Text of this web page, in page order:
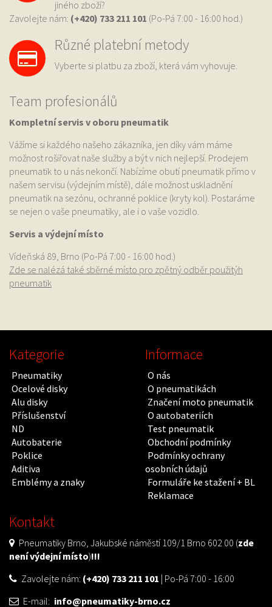
jiného zboží?
Zavolejte nám: (+420) 733 211 101 (Po-Pá 7:00 - 16:00 hod.)
Různé platební metody
Vyberte si platbu za zboží, která vám vyhovuje.
Team profesionálů
Kompletní servis v oboru pneumatik
Vážíme si každého našeho zákazníka, jen díky vám máme
možnost rošiřovat naše služby a být v nich nejlepší. Prodejem
pneumatik to u nás nekončí. Nabízíme obutí pneumatik přímo v
našem servisu (výdejním místě), dále možnost uskladnění
pneumatik na sezónu, ochranné poklice (kryty kol). Postaráme
se nejen o vaše pneumatiky, ale i o vaše vozidlo.
Servis a výdejní místo
Vídeňská 89, Brno (Po-Pá 7:00 - 16:00 hod.)
Zde se nalézá také sběrné místo pro zpětný odběr použitýh
pneumatik
Kategorie
Pneumatiky
Ocelové disky
Alu disky
Příslušenství
ND
Autobaterie
Poklice
Aditiva
Emblémy a znaky
Informace
O nás
O pneumatikách
Značení moto pneumatik
O autobateriích
Test pneumatik
Obchodní podmínky
Podmínky ochrany
osobních údajů
Formuláře ke stažení + BL
Reklamace
Kontakt
Pneumatiky Brno, Jakubské náměstí 109/1 Brno 602 00 (zde
není výdejní místo)!!!
Zavolejte nám: (+420) 733 211 101 | Po-Pá 7:00 - 16:00
E-mail: info@pneumatiky-brno.cz